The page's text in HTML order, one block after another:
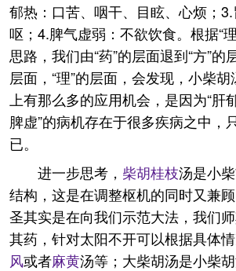
郁热：口苦、咽干、目眩、心烦；
呕；4.脾气虚弱：不欲饮食。根据“
思路，我们由“药”的层面退到“方”的
层面，“理”的层面，会发现，小柴
上有那么多的应用机会，是因为“肝
脾虚”的病机存在于很多疾病之中，
已。
进一步思考， 柴胡桂枝汤是小
结构，这是在调整枢机的同时又兼
圣其实是在向我们示范大法，我们
其药，针对太阳不开可以根据具体
风或者麻黄汤等；大柴胡汤是小柴